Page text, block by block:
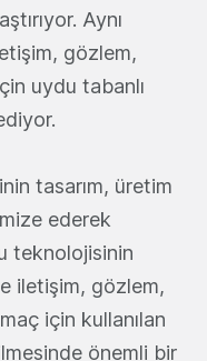
Aynı
gözlem,
uydu tabanlı
tasarım, üretim
ederek
teknolojisinin
iletişim, gözlem,
için kullanılan
önemli bir